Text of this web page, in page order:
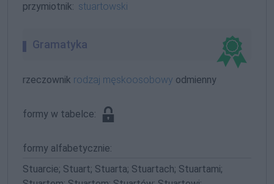
przymiotnik: stuartowski
Gramatyka
rzeczownik rodzaj męskoosobowy odmienny
formy w tabelce:
formy alfabetycznie:
Stuarcie; Stuart; Stuarta; Stuartach; Stuartami;